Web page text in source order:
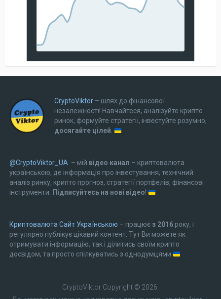
CryptoViktor– шлях до фінансової
незалежності! Навчайтеся, аналізуйте крипто
ринок, формуйте стратегії, інвестуйте розумно,
досягайте цілей.
@CryptoViktor_UA– мій відео канал – криптовалюта
українською, де інформація про інвестування, технічний
аналіз ринку, крипто прогноз, стратегії портфелів, фінансові
інструменти. Підписуйтесь на нові відео!
Криптовалюта Cайт Українською – працює з 2016року, і
регулярно публікує цікавий контент. Тут Ви можете як
отримувати інформацію, так і ділитись своїм крипто
досвідом, та просто спілкуватись з однодумцями
CryptoViktorCopyright © 2026.